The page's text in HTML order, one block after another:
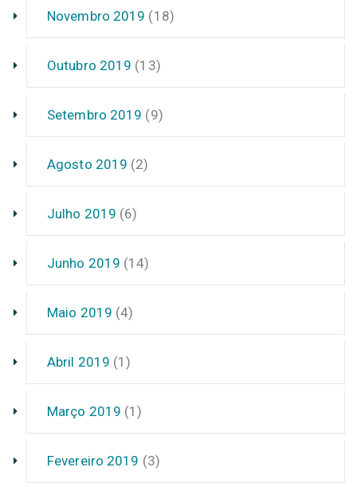
Novembro 2019 (18)
Outubro 2019 (13)
Setembro 2019 (9)
Agosto 2019 (2)
Julho 2019 (6)
Junho 2019 (14)
Maio 2019 (4)
Abril 2019 (1)
Março 2019 (1)
Fevereiro 2019 (3)